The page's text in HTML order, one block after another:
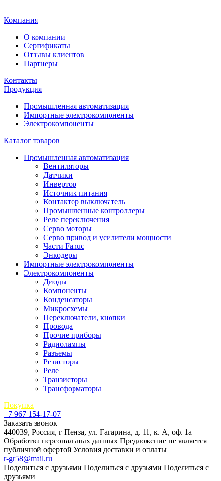
Компания
О компании
Сертификаты
Отзывы клиентов
Партнеры
Контакты
Продукция
Промышленная автоматизация
Импортные электрокомпоненты
Электрокомпоненты
Каталог товаров
Промышленная автоматизация
Вентиляторы
Датчики
Инвертор
Источник питания
Контактор выключатель
Промышленные контроллеры
Реле переключения
Серво моторы
Серво привод и усилители мощности
Части Fanuc
Энкодеры
Импортные электрокомпоненты
Электрокомпоненты
Диоды
Компоненты
Конденсаторы
Микросхемы
Переключатели, кнопки
Провода
Прочие приборы
Радиолампы
Разъемы
Резисторы
Реле
Транзисторы
Трансформаторы
Покупка
+7 967 154-17-07
Заказать звонок
440039, Россия, г Пенза, ул. Гагарина, д. 11, к. А, оф. 1а
Обработка персональных данных Предложение не является
публичной офертой Условия доставки и оплаты
r-gr58@mail.ru
Поделиться с друзьями Поделиться с друзьями Поделиться с
друзьями